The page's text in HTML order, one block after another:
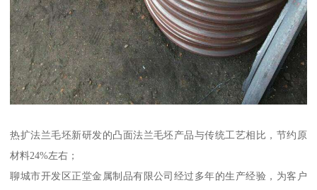
热扩法兰毛坯新研发的凸面法兰毛坯产品与传统工艺相比，节约原
材料24%左右；
聊城市开发区正堂金属制品有限公司经过多年的生产经验，为客户